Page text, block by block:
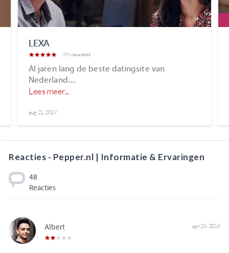
LEXA
aug 21, 2019
(77 x beoordeeld)
Al jaren lang de beste datingsite van
Nederland....
Lees meer...
Reacties - Pepper.nl | Informatie & Ervaringen
48
Reacties
Albert apr 26, 2018